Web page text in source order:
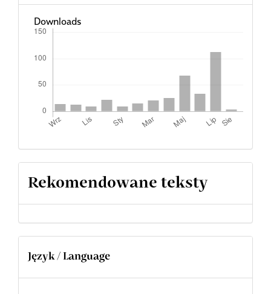
Downloads
Rekomendowane teksty
Język / Language